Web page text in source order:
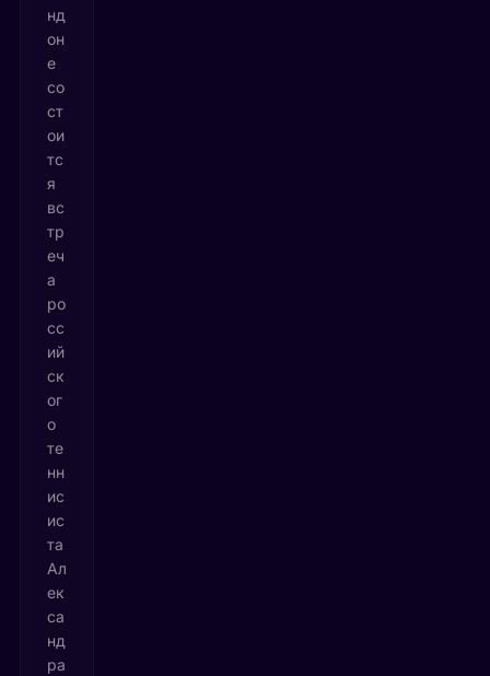
нд
он
е
со
ст
ои
тс
я
вс
тр
еч
а
ро
сс
ий
ск
ог
о
те
нн
ис
ис
та
Ал
ек
са
нд
ра